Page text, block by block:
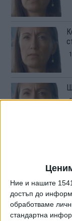
Ние и нашите 1541
достъп до
обработваме
стандартна